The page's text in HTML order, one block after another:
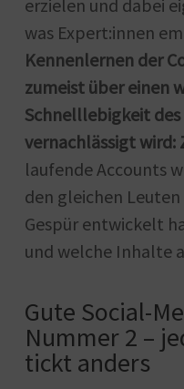
erzielen und dabei
was Expert:innen
Kennenlernen der
zumeist über einen
Schnelllebigkeit
vernachlässigt wird:
laufende Accounts
den gleichen
Gespür entwickelt
und welche Inhalte
Gute Social-
Nummer 2 –
tickt anders